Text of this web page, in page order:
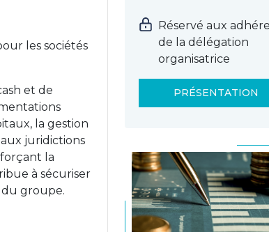
les sociétés
et de
la gestion
juridictions
la
à sécuriser
du groupe.
Réservé aux
de la délégation
organisatrice
PRÉSENTATION